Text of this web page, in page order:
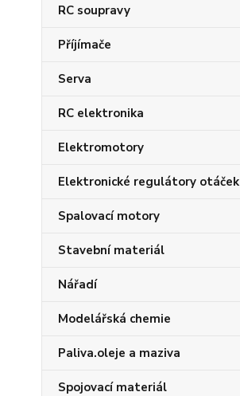
RC soupravy
Příjímače
Serva
RC elektronika
Elektromotory
Elektronické regulátory otáček
Spalovací motory
Stavební materiál
Nářadí
Modelářská chemie
Paliva.oleje a maziva
Spojovací materiál